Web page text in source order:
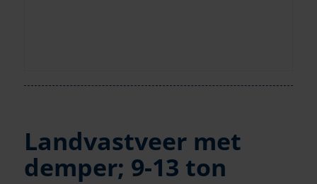
Landvastveer met
demper; 9-13 ton